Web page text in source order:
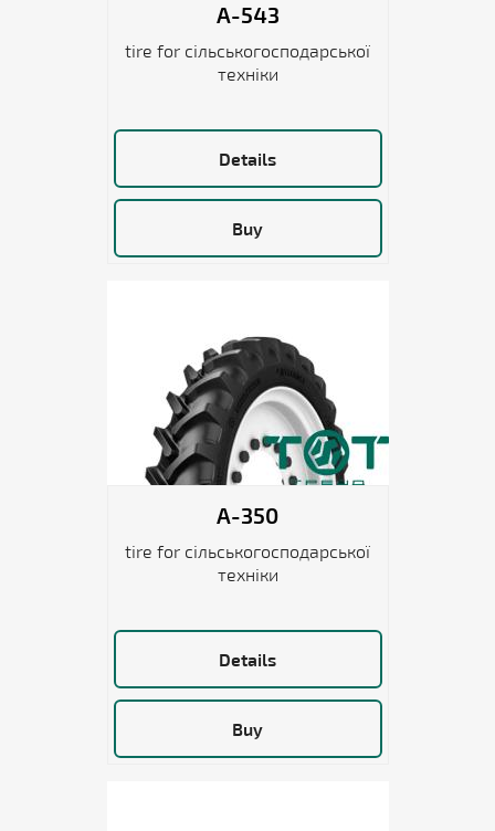
A-543
tire for сільськогосподарської
техніки
Details
Buy
A-350
tire for сільськогосподарської
техніки
Details
Buy